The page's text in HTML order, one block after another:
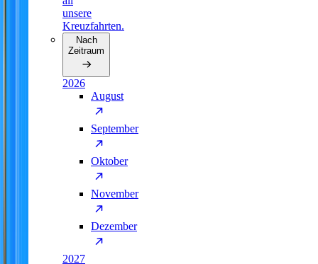
unsere
Kreuzfahrten.
Nach
Zeitraum
2026
August
September
Oktober
November
Dezember
2027